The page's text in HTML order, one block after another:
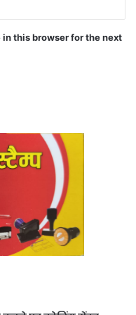
this browser for the next